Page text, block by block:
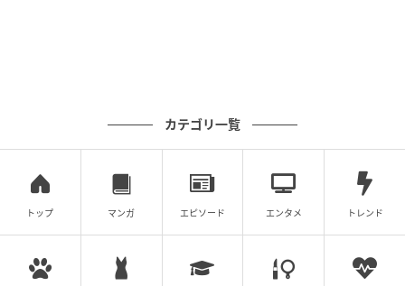
じて、モヤモヤしたら要注意。ストレスが溜まってい
る証拠なので、今日は親子でストレッチを楽しんでみ
て。押したり引っ張ったりし合えば、楽しい一日にな
りそうです。
【ラッキープレイス】寝室
カテゴリ一覧
トップ マンガ エピソード エンタメ トレンド